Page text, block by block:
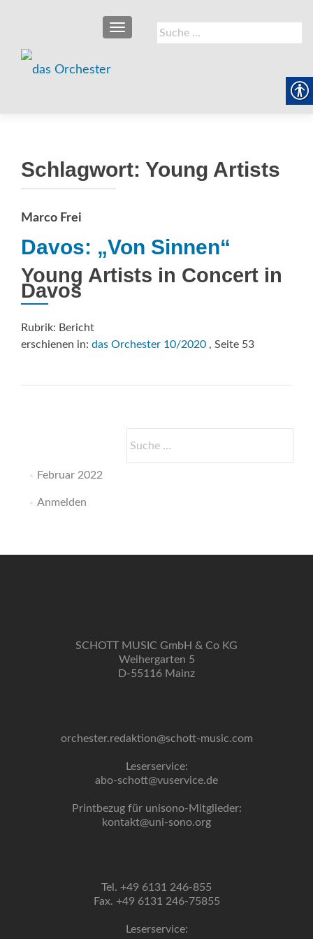
Suche
nach:
SCHALTE NAVIGATION
Schlagwort: Young Artists
Marco Frei
Davos: „Von Sinnen“
Young Artists in Concert in
Davos
Rubrik: Bericht
erschienen in: das Orchester 10/2020 , Seite 53
nach:
Februar 2022
Anmelden
SCHOTT MUSIC GmbH & Co KG
Weihergarten 5
D-55116 Mainz
orchester.redaktion@schott-music.com
Leserservice:
abo-schott@vuservice.de
Printbezug für unisono-Mitglieder:
kontakt@uni-sono.org
Tel. +49 6131 246-855
Fax. +49 6131 246-75855
Leserservice: